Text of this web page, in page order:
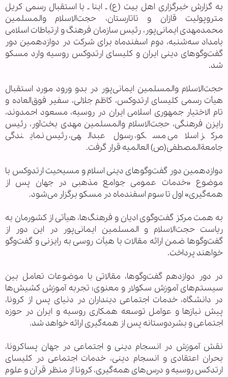
به گزارش خبرگزاری اهل بيت (ع) ـ ابنا ـ با استقبال رسمی کریل
متروپولیت قازان و تاتارستان، حجت‌الاسلام والمسلمین
محمدمهدی ایمانی‌پور، رئیس سازمان فرهنگ و ارتباطات اسلامی
بامداد سه‌شنبه، دوم اسفندماه برای شرکت در دوازدهمین دور
گفت‌وگوهای دینی ایران و کلیسای ارتدوکس روسیه وارد مسکو
شد.
حجت‌الاسلام والمسلمین ایمانی‌پور در بدو ورود مورد استقبال
هیأت رسمی کلیسای ارتدوکس، کاظم جلالی، سفیر فوق‌العاده و
تام الاختیار جمهوری اسلامی ایران در روسیه، مسعود احمدوند،
رایزن فرهنگی، حجت‌الاسلام والمسلمین مهدی بخت‌آور، رئیس
مرکز اسلامی مسکو، رسول عبدالهی، رئیس نمایندگی
جامعةالمصطفی(ص) العالمیه قرار گرفت.
دوازدهمین دور گفت‌وگوهای دینی اسلام و مسیحیت ارتدوکس با
موضوع «خدمات عمومی جوامع مذهبی در جهان پس از
همه‌گیری» اول تا سوم اسفندماه در مسکو برگزار می‌شود.
به همت مرکز گفت‌وگوی ادیان و فرهنگ‌ها، هیأتی از کشورمان به
ریاست حجت‌الاسلام و المسلمین ایمانی‌پور در این دور از
گفت‌وگوها ضمن ارائه مقالات با هیأت روسی به رایزنی و گفت‌وگو
خواهند پرداخت.
در دور دوازدهم گفت‌وگوها، مقالاتی با موضوعات تعامل بین
سیستم‌های آموزش سکولار و معنوی؛ تجربه آموزش کشیش‌ها
در دانشگاه، خدمات اجتماعی دینداران در دنیای پس از کرونا،
پیش نیازها و عوامل توسعه همکاری روسیه و ایران در حوزه
اجتماعی و بشردوستانه پس از همه‌گیری ارائه خواهد شد.
نقش آموزش در انسجام دینی و اجتماعی در جهان پساکرونا،
بحران اعتقادی و انسجام دینی، خدمات اجتماعی در کلیسای
ارتدکس روسیه و درس‌های همه‌گیری، کرونا از منظر قرآن و علوم